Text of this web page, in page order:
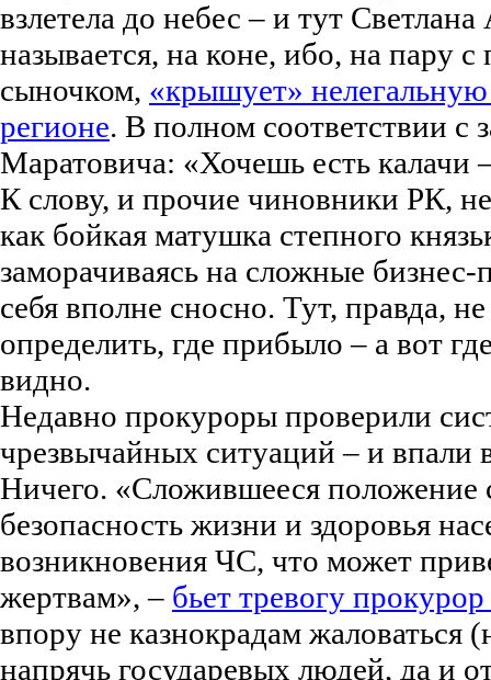
взлетела до небес – и тут Светлана
называется, на коне, ибо, на пару
сыночком, «крышует»
регионе. В полном соответствии с
Маратовича: «Хочешь есть калачи
К слову, и прочие чиновники РК,
как бойкая матушка степного
заморачиваясь на сложные
себя вполне сносно. Тут, правда,
определить, где прибыло – а вот
видно.
Недавно прокуроры проверили
чрезвычайных ситуаций – и впали
Ничего. «Сложившееся положение
безопасность жизни и здоровья
возникновения ЧС, что может
жертвам», – бьет тревогу
впору не казнокрадам жаловаться
напрячь государевых людей, да и